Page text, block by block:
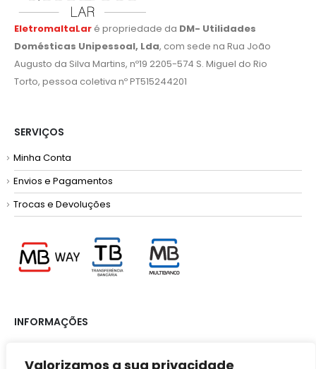
Valorizamos a sua privacidade
EletromaltaLar é propriedade da DM- Utilidades
Domésticas Unipessoal, Lda, com sede na Rua João
Augusto da Silva Martins, nº19 2205-574 S. Miguel do Rio
Torto, pessoa coletiva nº PT515244201
SERVIÇOS
Minha Conta
Envios e Pagamentos
Trocas e Devoluções
INFORMAÇÕES